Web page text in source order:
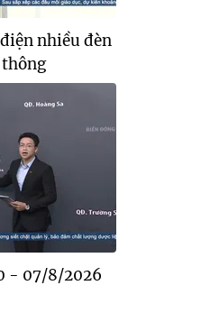
nhiều đèn
- 07/8/2026